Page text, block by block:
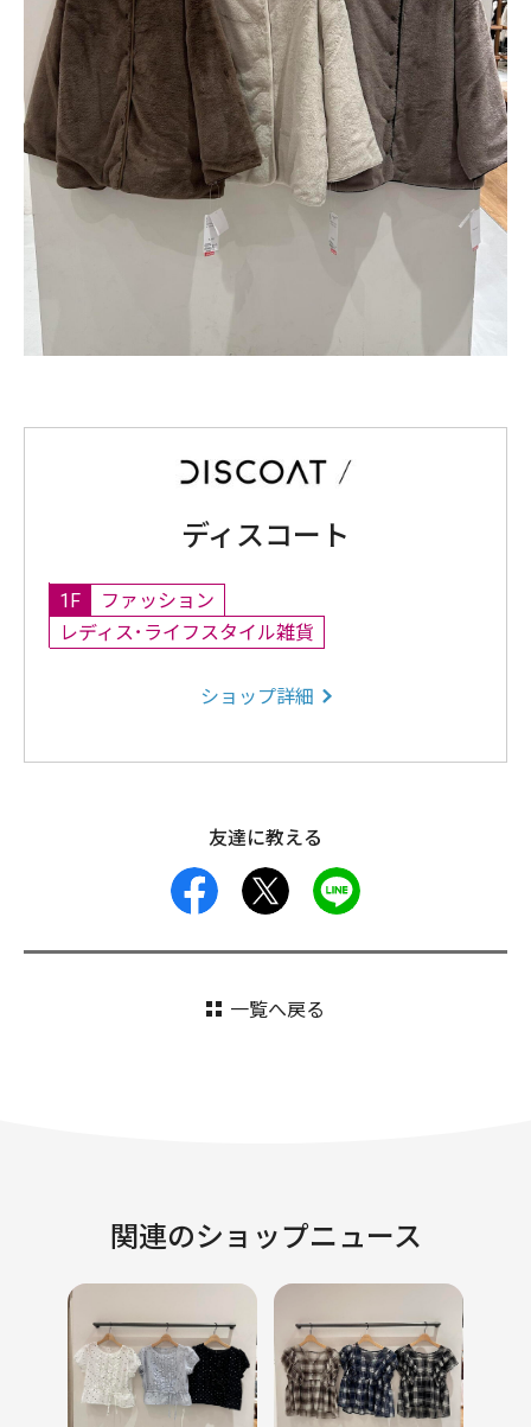
ディスコート
1F
ファッション
レディス･ライフスタイル雑貨
ショップ詳細
友達に教える
facebook
一覧へ戻る
関連のショップニュース